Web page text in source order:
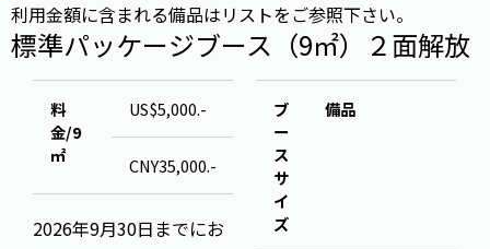
利用金額に含まれる備品はリストをご参照下さい。
標準パッケージブース（9㎡）２面解放
料
金/9
㎡
US$5,000.-
CNY35,000.-
2026年9月30日までにお
ブ
ー
ス
サ
イ
ズ
備品